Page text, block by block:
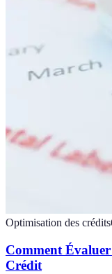
Optimisation des crédits
Comment Évaluer
Crédit